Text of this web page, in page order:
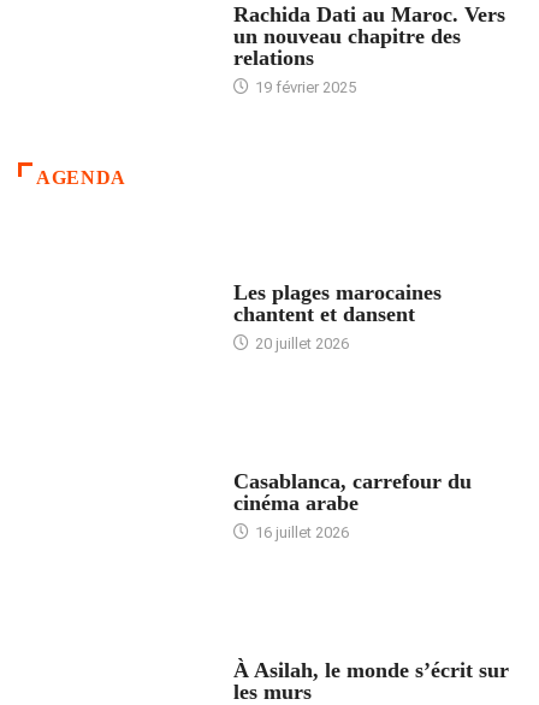
Rachida Dati au Maroc. Vers
un nouveau chapitre des
relations
19 février 2025
AGENDA
Les plages marocaines
chantent et dansent
20 juillet 2026
Casablanca, carrefour du
cinéma arabe
16 juillet 2026
À Asilah, le monde s’écrit sur
les murs